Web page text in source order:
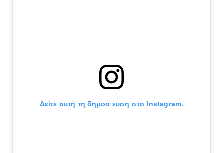
Δείτε αυτή τη δημοσίευση στο Instagram.